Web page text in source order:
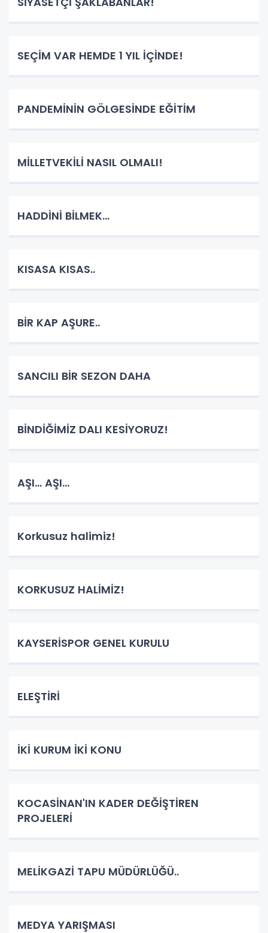
SEÇİM VAR HEMDE 1 YIL İÇİNDE!
PANDEMİNİN GÖLGESİNDE EĞİTİM
MİLLETVEKİLİ NASIL OLMALI!
HADDİNİ BİLMEK...
KISASA KISAS..
BİR KAP AŞURE..
SANCILI BİR SEZON DAHA
BİNDİĞİMİZ DALI KESİYORUZ!
AŞI... AŞI...
Korkusuz halimiz!
KORKUSUZ HALİMİZ!
KAYSERİSPOR GENEL KURULU
ELEŞTİRİ
İKİ KURUM İKİ KONU
KOCASİNAN'IN KADER DEĞİŞTİREN
PROJELERİ
MELİKGAZİ TAPU MÜDÜRLÜĞÜ..
MEDYA YARIŞMASI